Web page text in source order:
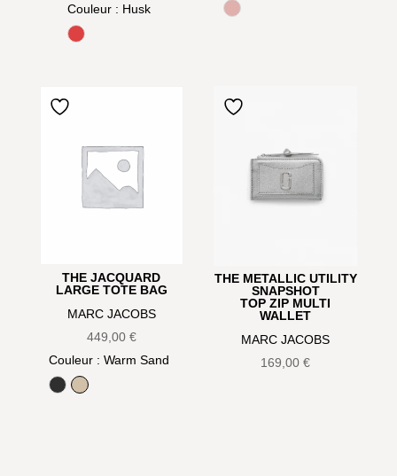
Couleur : Husk
Burnt Sienna
Rose
THE JACQUARD
LARGE TOTE BAG
MARC JACOBS
449,00 €
Couleur : Warm Sand
BlackWarm Sand
THE METALLIC UTILITY
SNAPSHOT
TOP ZIP MULTI
WALLET
MARC JACOBS
169,00€